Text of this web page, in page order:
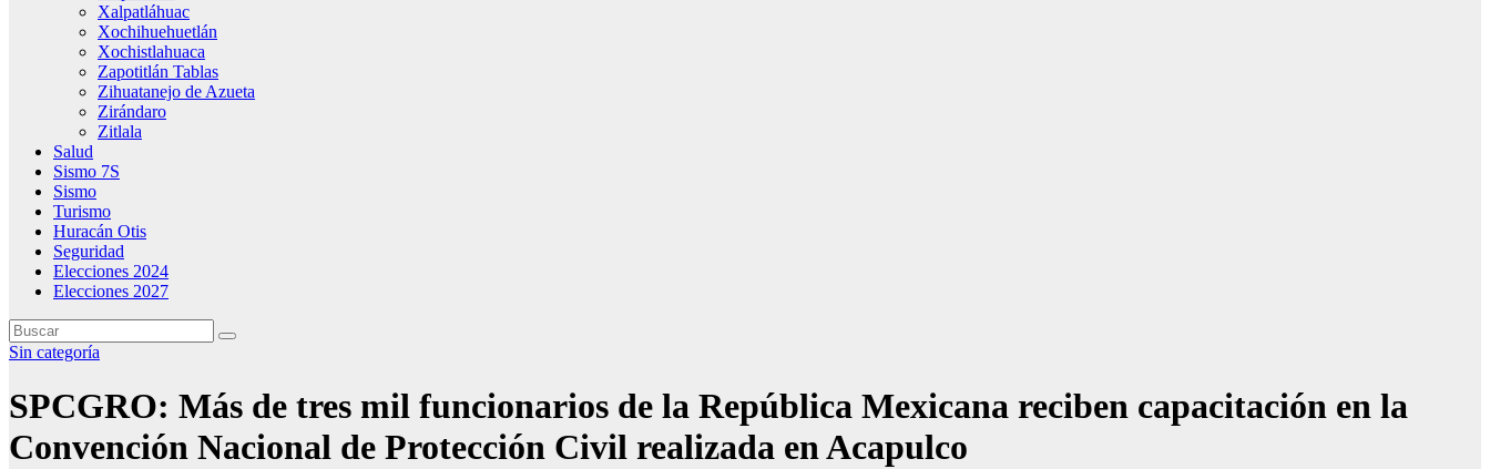
Xalpatláhuac
Xochihuehuetlán
Xochistlahuaca
Zapotitlán Tablas
Zihuatanejo de Azueta
Zirándaro
Zitlala
Salud
Sismo 7S
Sismo
Turismo
Huracán Otis
Seguridad
Elecciones 2024
Elecciones 2027
Sin categoría
SPCGRO: Más de tres mil funcionarios de la República Mexicana reciben capacitación en la
Convención Nacional de Protección Civil realizada en Acapulco